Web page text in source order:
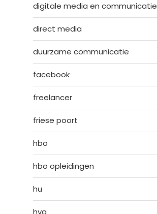
digitale media en communicatie
direct media
duurzame communicatie
facebook
freelancer
friese poort
hbo
hbo opleidingen
hu
hva